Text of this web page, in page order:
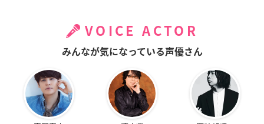
VOICE ACTOR
みんなが気になっている声優さん